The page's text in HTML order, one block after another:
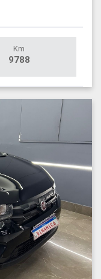
Km
9788